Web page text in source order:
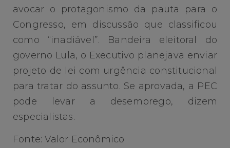
avocar o protagonismo da pauta para o
Congresso, em discussão que classificou
como “inadiável”. Bandeira eleitoral do
governo Lula, o Executivo planejava enviar
projeto de lei com urgência constitucional
para tratar do assunto. Se aprovada, a PEC
pode levar a desemprego, dizem
especialistas.
Fonte: Valor Econômico